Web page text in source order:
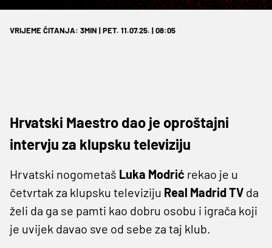
VRIJEME ČITANJA: 3MIN | PET. 11.07.25. | 08:05
Hrvatski Maestro dao je oproštajni
intervju za klupsku televiziju
Hrvatski nogometaš Luka Modrić rekao je u
četvrtak za klupsku televiziju Real Madrid TV da
želi da ga se pamti kao dobru osobu i igrača koji
je uvijek davao sve od sebe za taj klub.